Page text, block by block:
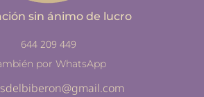
sin ánimo de lucro
644 209 449
por WhatsApp